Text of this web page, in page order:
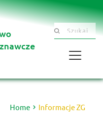
Szukaj .......
Home Informacje ZG